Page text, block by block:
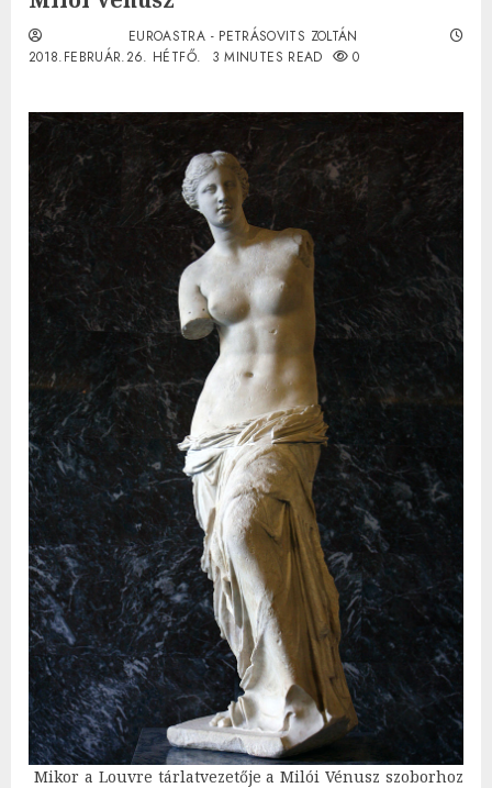
EUROASTRA - PETRÁSOVITS ZOLTÁN
2018.FEBRUÁR.26. HÉTFŐ.
3 MINUTES READ 0
Mikor a Louvre tárlatvezetője a Milói Vénusz szoborhoz